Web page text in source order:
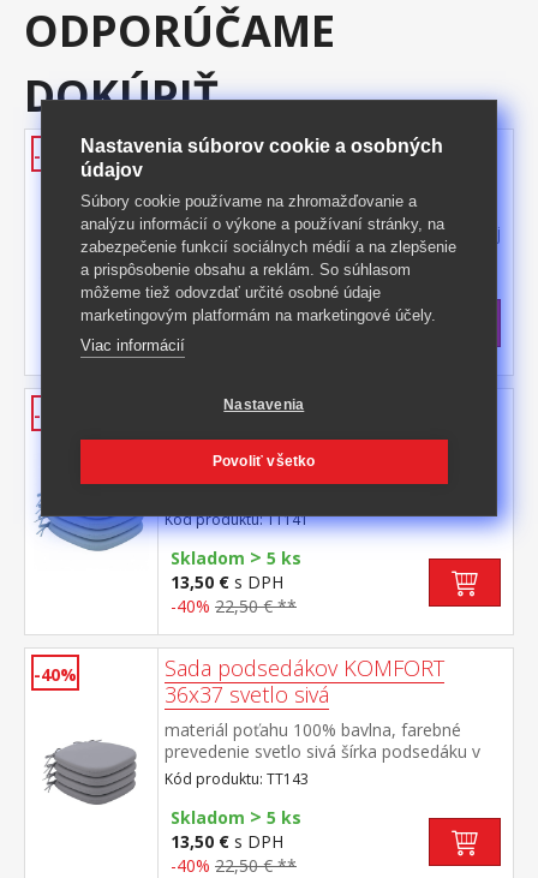
ODPORÚČAME
DOKÚPIŤ
-40%
Súprava podsedákov KOMFORT
materiál poťahu 100% bavlna, farebné
prevedenie béžová šírka podsedáku v užšej
časti 24 cm, v rohoch všité šnúrky na
pripevnenie poťah snímateľný a prateľný do
40 °C materiál výplne 100% PU (molitan)
balenie obsahuje 4 kusy podsedákov
Kód produktu: TT140
Skladom >5 ks
13,50 €s DPH
-40%
-40%
Súprava podsedákov KOMFORT
36x37 modrá
materiál poťahu 100% bavlna, farebné
prevedenie modrá šírka podsedáku v užšej
časti 24 cm, v rohoch všité šnúrky na
pripevnenie poťah snímateľný a prateľný do
40 °C materiál výplne 100% PU (molitan)
balenie obsahuje 4 kusy podsedákov
Kód produktu: TT141
Skladom > 5 ks
13,50 € s DPH
-40% 22,50 € **
-40%
Sada podsedákov KOMFORT
36x37 svetlo sivá
materiál poťahu 100% bavlna, farebné
prevedenie svetlo sivá šírka podsedáku v
užšej časti 24 cm, v rohoch všité šnúrky na
pripevnenie poťah snímateľný a prateľný do
40 °C materiál výplne 100% PU (molitan)
balenie obsahuje 4 kusy podsedákov
Kód produktu: TT143
Skladom > 5 ks
13,50 € s DPH
-40% 22,50 € **
Nastavenia súborov cookie a osobných
údajov
Súbory cookie používame na zhromažďovanie a
analýzu informácií o výkone a používaní stránky, na
zabezpečenie funkcií sociálnych médií a na zlepšenie
a prispôsobenie obsahu a reklám. So súhlasom
môžeme tiež odovzdať určité osobné údaje
marketingovým platformám na marketingové účely.
Viac informácií
Nastavenia
Povoliť všetko